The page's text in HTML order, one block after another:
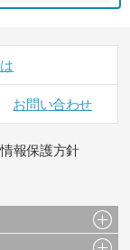
お問い合わせ
報保護方針